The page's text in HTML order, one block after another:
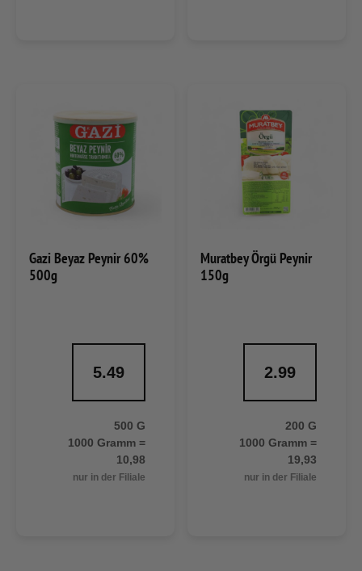
Gazi Beyaz Peynir 60%
500g
5.49
500 G
1000 Gramm =
10,98
nur in der Filiale
Muratbey Örgü Peynir
150g
2.99
200 G
1000 Gramm =
19,93
nur in der Filiale